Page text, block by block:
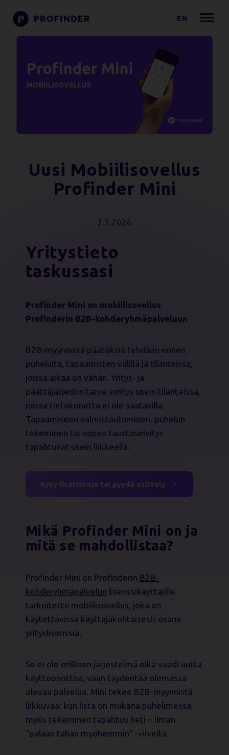
EN
Uusi Mobiilisovellus
Profinder Mini
3.3.2026
Yritystieto
taskussasi
Profinder Mini on mobiilisovellus
Profinderin B2B-kohderyhmäpalveluun
B2B-myynnissä päätöksiä tehdään ennen
puheluita, tapaamisten välillä ja tilanteissa,
joissa aikaa on vähän. Yritys- ja
päättäjätiedon tarve syntyy usein tilanteissa,
joissa tietokonetta ei ole saatavilla.
Tapaamiseen valmistautuminen, puhelun
tekeminen tai nopea taustaselvitys
tapahtuvat usein liikkeellä.
Kysy lisätietoja tai pyydä esittely
Mikä Profinder Mini on ja
mitä se mahdollistaa?
Profinder Mini on Profinderin B2B-
kohderyhmäpalvelun lisenssikäyttäjille
tarkoitettu mobiilisovellus, joka on
käytettävissä käyttäjäkohtaisesti osana
yrityslisenssiä.
Se ei ole erillinen järjestelmä eikä vaadi uutta
käyttöönottoa, vaan täydentää olemassa
olevaa palvelua. Mini tekee B2B-myynnistä
liikkuvaa: kun lista on mukana puhelimessa,
myös tekeminen tapahtuu heti – ilman
“palaan tähän myöhemmin” -viiveitä.